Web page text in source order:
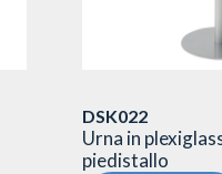
DSK022
Urna in
piedistallo